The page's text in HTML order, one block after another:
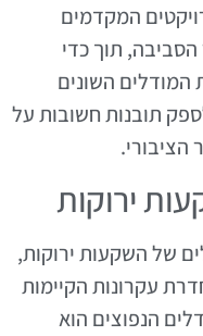
המקדמים
הסביבה, תוך כדי
המודלים השונים
תובנות חשובות על
הציבורי.
ירוקות
של השקעות ירוקות,
עקרונות הקיימות
הנפוצים הוא